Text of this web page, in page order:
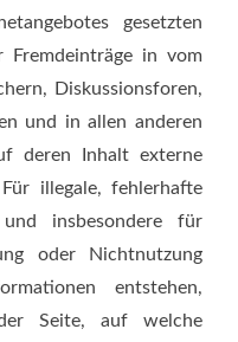
gesetzten
Fremdeinträge in vom
Diskussionsforen,
und in allen anderen
deren Inhalt externe
illegale, fehlerhafte
insbesondere für
oder Nichtnutzung
entstehen,
Seite, auf welche